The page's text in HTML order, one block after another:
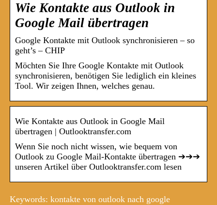
Wie Kontakte aus Outlook in
Google Mail übertragen
Google Kontakte mit Outlook synchronisieren – so
geht’s – CHIP
Möchten Sie Ihre Google Kontakte mit Outlook
synchronisieren, benötigen Sie lediglich ein kleines
Tool. Wir zeigen Ihnen, welches genau.
Wie Kontakte aus Outlook in Google Mail
übertragen | Outlooktransfer.com
Wenn Sie noch nicht wissen, wie bequem von
Outlook zu Google Mail-Kontakte übertragen ➔➔➔
unseren Artikel über Outlooktransfer.com lesen
Keywords: kontakte von outlook nach google